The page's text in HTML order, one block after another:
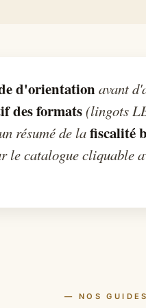
d'orientationavant
des formats(lingots
résumé de lafiscalité
le catalogue cliquable
— NOS